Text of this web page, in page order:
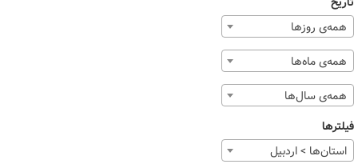
همه‌ی روزها
همه‌ی ماه‌ها
همه‌ی سال‌ها
فیلترها
استان‌ها > اردبیل